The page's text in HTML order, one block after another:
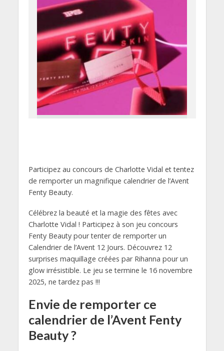
Participez au concours de Charlotte Vidal et tentez
de remporter un magnifique calendrier de l’Avent
Fenty Beauty.
Célébrez la beauté et la magie des fêtes avec
Charlotte Vidal ! Participez à son jeu concours
Fenty Beauty pour tenter de remporter un
Calendrier de l’Avent 12 Jours. Découvrez 12
surprises maquillage créées par Rihanna pour un
glow irrésistible. Le jeu se termine le 16 novembre
2025, ne tardez pas !!!
Envie de remporter ce
calendrier de l’Avent Fenty
Beauty ?